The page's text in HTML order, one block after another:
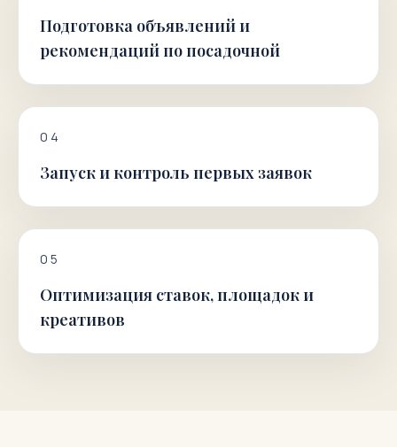
Подготовка объявлений и
рекомендаций по посадочной
0 4
Запуск и контроль первых заявок
05
Оптимизация ставок, площадок и
креативов